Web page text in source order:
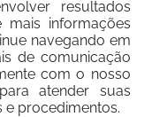
resultados
mais informações
navegando em
de comunicação
com o nosso
atender suas
e procedimentos.